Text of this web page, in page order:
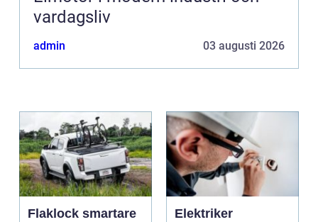
vardagsliv
admin 03 augusti 2026
Flaklock smartare
Elektriker